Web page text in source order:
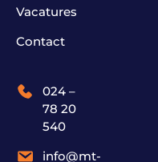
Vacatures
Contact
024 –
78 20
540
info@mt-